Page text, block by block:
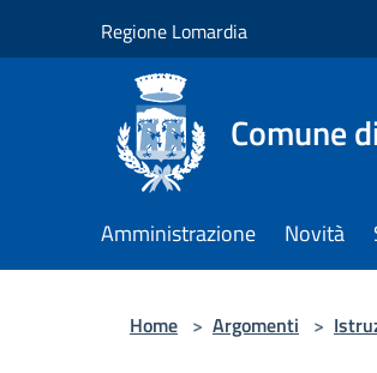
Regione Lomardia
Comune
Amministrazione Novità
Home > Argomenti >